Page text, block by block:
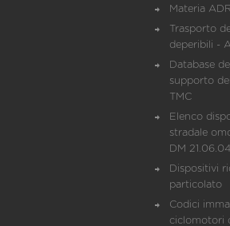
Materia
Trasporto
deperibili -
Database
supporto
TMC
Elenco
stradale
DM 21.06.04
Dispositivi
particolato
Codici
ciclomotori